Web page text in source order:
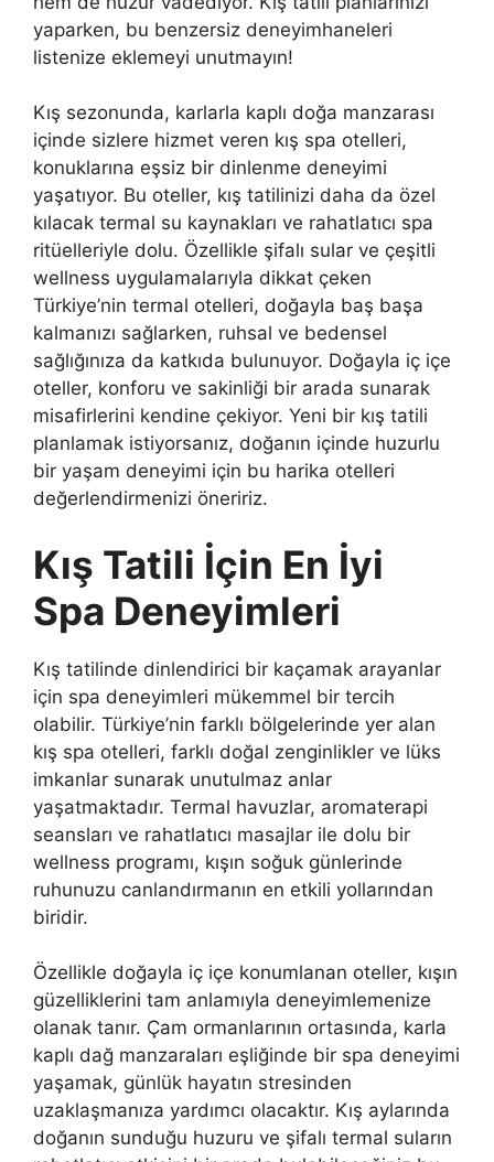
yaparken, bu benzersiz deneyimhaneleri
listenize eklemeyi unutmayın!
Kış sezonunda, karlarla kaplı doğa manzarası
içinde sizlere hizmet veren kış spa otelleri,
konuklarına eşsiz bir dinlenme deneyimi
yaşatıyor. Bu oteller, kış tatilinizi daha da özel
kılacak termal su kaynakları ve rahatlatıcı spa
ritüelleriyle dolu. Özellikle şifalı sular ve çeşitli
wellness uygulamalarıyla dikkat çeken
Türkiye’nin termal otelleri, doğayla baş başa
kalmanızı sağlarken, ruhsal ve bedensel
sağlığınıza da katkıda bulunuyor. Doğayla iç içe
oteller, konforu ve sakinliği bir arada sunarak
misafirlerini kendine çekiyor. Yeni bir kış tatili
planlamak istiyorsanız, doğanın içinde huzurlu
bir yaşam deneyimi için bu harika otelleri
değerlendirmenizi öneririz.
Kış Tatili İçin En İyi
Spa Deneyimleri
Kış tatilinde dinlendirici bir kaçamak arayanlar
için spa deneyimleri mükemmel bir tercih
olabilir. Türkiye’nin farklı bölgelerinde yer alan
kış spa otelleri, farklı doğal zenginlikler ve lüks
imkanlar sunarak unutulmaz anlar
yaşatmaktadır. Termal havuzlar, aromaterapi
seansları ve rahatlatıcı masajlar ile dolu bir
wellness programı, kışın soğuk günlerinde
ruhunuzu canlandırmanın en etkili yollarından
biridir.
Özellikle doğayla iç içe konumlanan oteller, kışın
güzelliklerini tam anlamıyla deneyimlemenize
olanak tanır. Çam ormanlarının ortasında, karla
kaplı dağ manzaraları eşliğinde bir spa deneyimi
yaşamak, günlük hayatın stresinden
uzaklaşmanıza yardımcı olacaktır. Kış aylarında
doğanın sunduğu huzuru ve şifalı termal suların